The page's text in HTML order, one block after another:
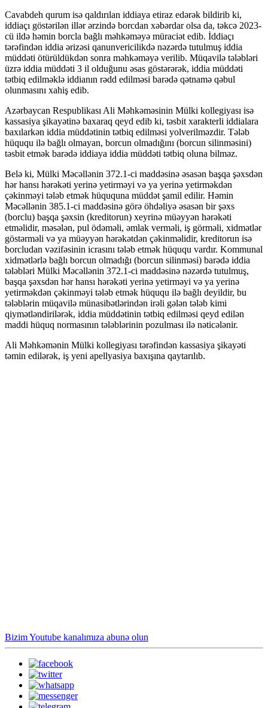
Cavabdeh qurum isə qaldırılan iddiaya etiraz edərək bildirib ki,
iddiaçı göstərilən illər ərzində borcdan xəbərdar olsa da, təkcə 2023-
cü ildə həmin borcla bağlı məhkəməyə müraciət edib. İddiaçı
tərəfindən iddia ərizəsi qanunvericilikdə nəzərdə tutulmuş iddia
müddəti ötürüldükdən sonra məhkəməyə verilib. Müqavilə tələbləri
üzrə iddia müddəti 3 il olduğunu əsas göstərərək, iddia müddəti
tətbiq edilməklə iddianın rədd edilməsi barədə qətnamə qəbul
olunmasını xahiş edib.
Azərbaycan Respublikası Ali Məhkəməsinin Mülki kollegiyası isə
kassasiya şikayətinə baxaraq qeyd edib ki, təsbit xarakterli iddialara
baxılarkən iddia müddətinin tətbiq edilməsi yolverilməzdir. Tələb
hüququ ilə bağlı olmayan, borcun olmadığını (borcun silinməsini)
təsbit etmək barədə iddiaya iddia müddəti tətbiq oluna bilməz.
Belə ki, Mülki Məcəllənin 372.1-ci maddəsinə əsasən başqa şəxsdən
hər hansı hərəkəti yerinə yetirməyi və ya yerinə yetirməkdən
çəkinməyi tələb etmək hüququna müddət şamil edilir. Həmin
Məcəllənin 385.1-ci maddəsinə görə öhdəliyə əsasən bir şəxs
(borclu) başqa şəxsin (kreditorun) xeyrinə müəyyən hərəkəti
etməlidir, məsələn, pul ödəməli, əmlak verməli, iş görməli, xidmətlər
göstərməli və ya müəyyən hərəkətdən çəkinməlidir, kreditorun isə
borcludan vəzifəsinin icrasını tələb etmək hüququ vardır. Kommunal
xidmətlərlə bağlı borcun olmadığı (borcun silinməsi) barədə iddia
tələbləri Mülki Məcəllənin 372.1-ci maddəsinə nəzərdə tutulmuş,
başqa şəxsdən hər hansı hərəkəti yerinə yetirməyi və ya yerinə
yetirməkdən çəkinməyi tələb etmək hüququ ilə bağlı deyildir, bu
tələblərin müqavilə münasibətlərindən irəli gələn tələb kimi
qiymətləndirilərək, iddia müddətinin tətbiq edilməsi qeyd edilən
maddi hüquq normasının tələblərinin pozulması ilə nəticələnir.
Ali Məhkəmənin Mülki kollegiyası tərəfindən kassasiya şikayəti
təmin edilərək, iş yeni apellyasiya baxışına qaytarılıb.
Bizim Youtube kanalımıza abunə olun